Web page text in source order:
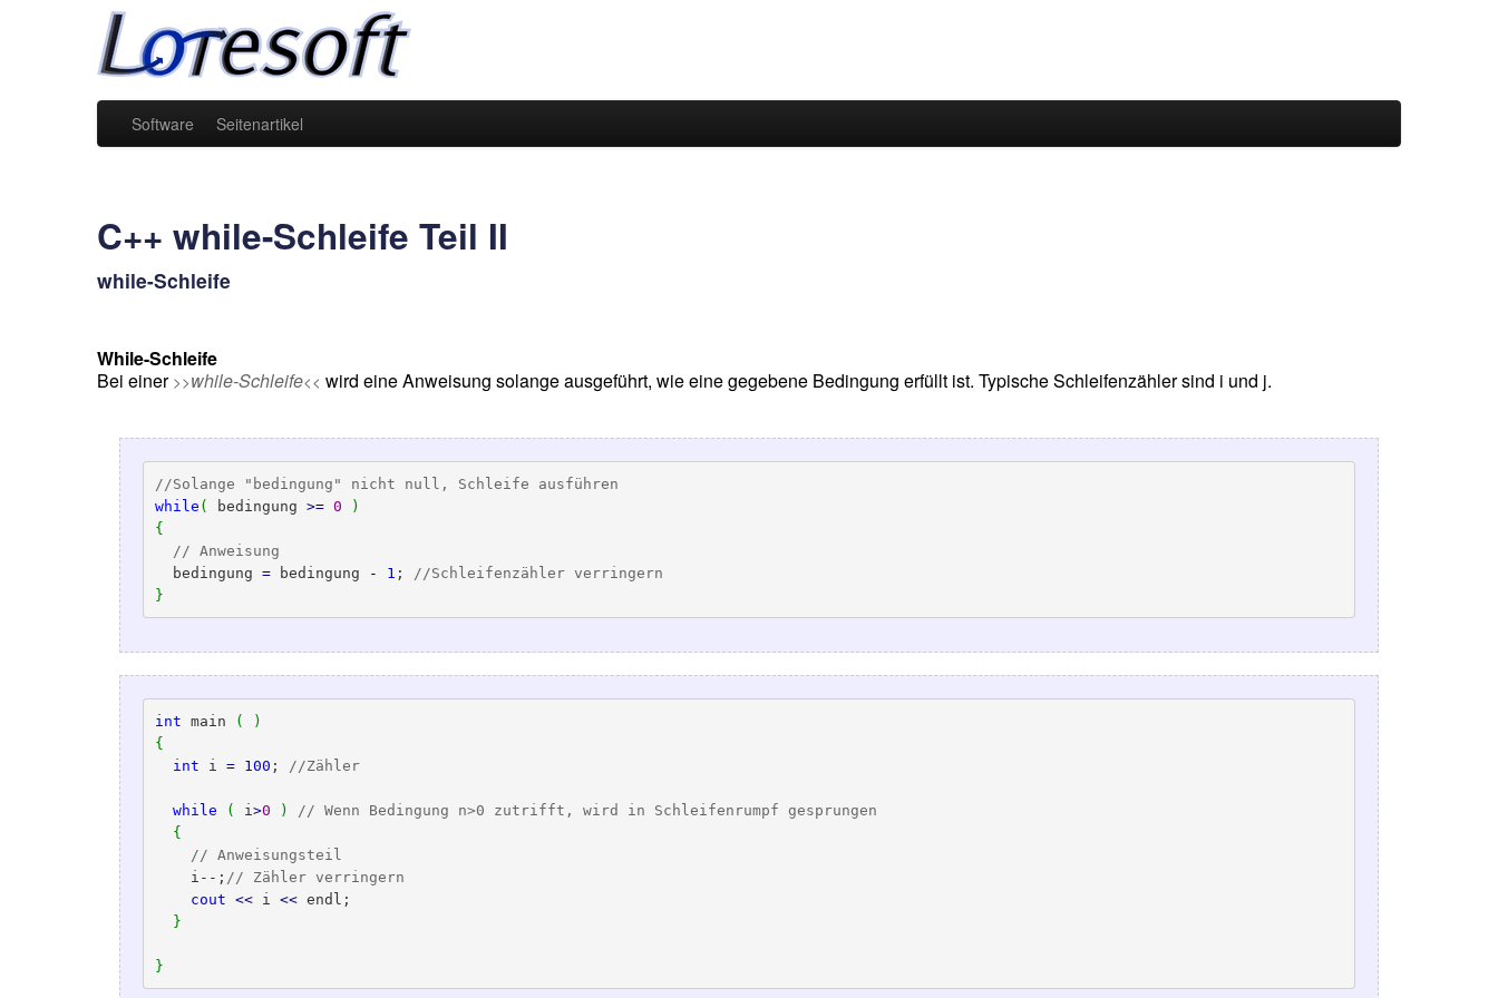
Software Seitenartikel
C++ while-Schleife Teil II
while-Schleife
While-Schleife
Bei einer >>while-Schleife<< wird eine Anweisung solange ausgeführt, wie eine gegebene Bedingung erfüllt ist. Typische Schleifenzähler sind i und j.
//Solange "bedingung" nicht null, Schleife ausführen
while ( bedingung >= 0
)
{
// Anweisung
  bedingung
= bedingung - 1 ;
//Schleifenzähler verringern
}
int main (
)
{
int i = 100 ; //Zähler
while ( i >0 )
// Wenn Bedingung n>0 zutrifft, wird in Schleifenrumpf gesprungen
{
// Anweisungsteil
    i--;
// Zähler verringern
cout << i << endl;
}
}